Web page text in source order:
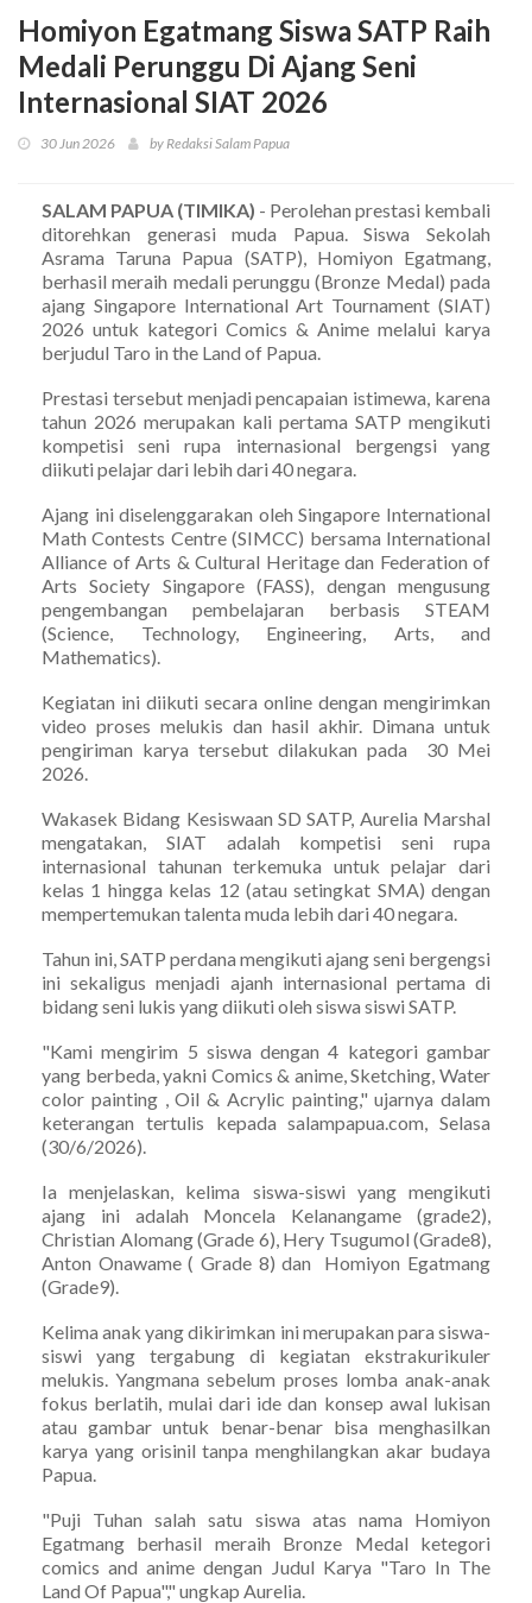
Homiyon Egatmang Siswa SATP Raih
Medali Perunggu Di Ajang Seni
Internasional SIAT 2026
30 Jun 2026 by Redaksi Salam Papua
SALAM PAPUA (TIMIKA) - Perolehan prestasi kembali
ditorehkan generasi muda Papua. Siswa Sekolah
Asrama Taruna Papua (SATP), Homiyon Egatmang,
berhasil meraih medali perunggu (Bronze Medal) pada
ajang Singapore International Art Tournament (SIAT)
2026 untuk kategori Comics & Anime melalui karya
berjudul Taro in the Land of Papua.
Prestasi tersebut menjadi pencapaian istimewa, karena
tahun 2026 merupakan kali pertama SATP mengikuti
kompetisi seni rupa internasional bergengsi yang
diikuti pelajar dari lebih dari 40 negara.
Ajang ini diselenggarakan oleh Singapore International
Math Contests Centre (SIMCC) bersama International
Alliance of Arts & Cultural Heritage dan Federation of
Arts Society Singapore (FASS), dengan mengusung
pengembangan pembelajaran berbasis STEAM
(Science, Technology, Engineering, Arts, and
Mathematics).
Kegiatan ini diikuti secara online dengan mengirimkan
video proses melukis dan hasil akhir. Dimana untuk
pengiriman karya tersebut dilakukan pada 30 Mei
2026.
Wakasek Bidang Kesiswaan SD SATP, Aurelia Marshal
mengatakan, SIAT adalah kompetisi seni rupa
internasional tahunan terkemuka untuk pelajar dari
kelas 1 hingga kelas 12 (atau setingkat SMA) dengan
mempertemukan talenta muda lebih dari 40 negara.
Tahun ini, SATP perdana mengikuti ajang seni bergengsi
ini sekaligus menjadi ajanh internasional pertama di
bidang seni lukis yang diikuti oleh siswa siswi SATP.
"Kami mengirim 5 siswa dengan 4 kategori gambar
yang berbeda, yakni Comics & anime, Sketching, Water
color painting , Oil & Acrylic painting," ujarnya dalam
keterangan tertulis kepada salampapua.com, Selasa
(30/6/2026).
Ia menjelaskan, kelima siswa-siswi yang mengikuti
ajang ini adalah Moncela Kelanangame (grade2),
Christian Alomang (Grade 6), Hery Tsugumol (Grade8),
Anton Onawame ( Grade 8) dan Homiyon Egatmang
(Grade9).
Kelima anak yang dikirimkan ini merupakan para siswa-
siswi yang tergabung di kegiatan ekstrakurikuler
melukis. Yangmana sebelum proses lomba anak-anak
fokus berlatih, mulai dari ide dan konsep awal lukisan
atau gambar untuk benar-benar bisa menghasilkan
karya yang orisinil tanpa menghilangkan akar budaya
Papua.
"Puji Tuhan salah satu siswa atas nama Homiyon
Egatmang berhasil meraih Bronze Medal ketegori
comics and anime dengan Judul Karya "Taro In The
Land Of Papua"," ungkap Aurelia.